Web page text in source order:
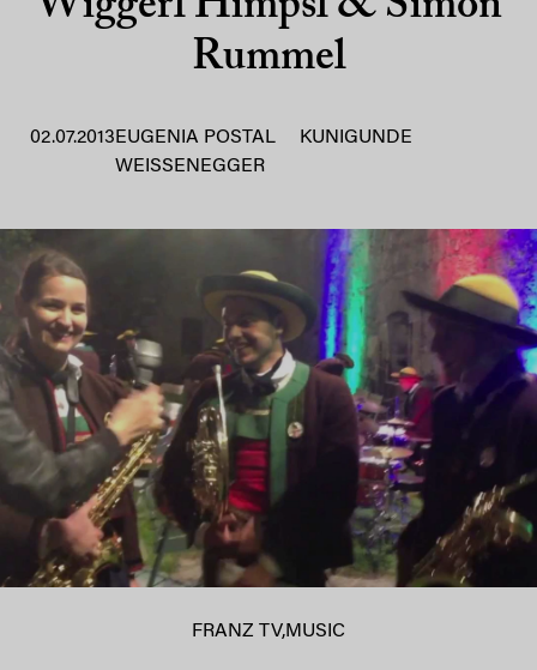
Rummel
02.07.2013 EUGENIA POSTAL
KUNIGUNDE
WEISSENEGGER
FRANZ TV,MUSIC